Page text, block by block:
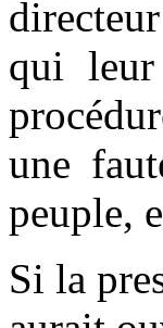
qui
une
peuple,
Si la